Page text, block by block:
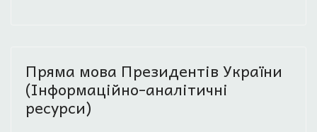
Пряма мова Президентів України
(Інформаційно-аналітичні
ресурси)